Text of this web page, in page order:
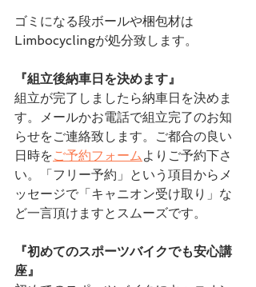
ゴミになる段ボールや梱包材は
Limbocyclingが処分致します。
『組立後納車日を決めます』
組立が完了しましたら納車日を決めま
す。メールかお電話で組立完了のお知
らせをご連絡致します。ご都合の良い
日時をご予約フォームよりご予約下さ
い。「フリー予約」という項目からメ
ッセージで「キャニオン受け取り」な
ど一言頂けますとスムーズです。
『初めてのスポーツバイクでも安心講
座』